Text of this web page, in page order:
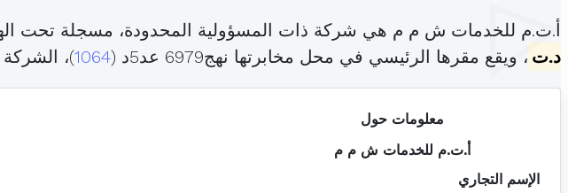
أ.ت.م للخدمات ش م م هي شركة ذات المسؤولية المحدودة، مسجلة تحت
د.ت ، ويقع مقرها الرئيسي في محل مخابرتها نهج6979 عد5د ( 1064)،
معلومات حول
أ.ت.م للخدمات ش م م
الإسم التجاري